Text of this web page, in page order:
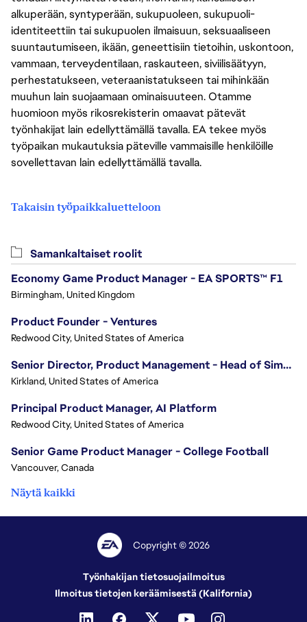
alkuperään, syntyperään, sukupuoleen, sukupuoli-
identiteettiin tai sukupuolen ilmaisuun, seksuaaliseen
suuntautumiseen, ikään, geneettisiin tietoihin, uskontoon,
vammaan, terveydentilaan, raskauteen, siviilisäätyyn,
perhestatukseen, veteraanistatukseen tai mihinkään
muuhun lain suojaamaan ominaisuuteen. Otamme
huomioon myös rikosrekisterin omaavat pätevät
työnhakijat lain edellyttämällä tavalla. EA tekee myös
työpaikan mukautuksia päteville vammaisille henkilöille
sovellettavan lain edellyttämällä tavalla.
Takaisin työpaikkaluetteloon
Samankaltaiset roolit
Economy Game Product Manager - EA SPORTS™ F1
Birmingham, United Kingdom
Product Founder - Ventures
Redwood City, United States of America
Senior Director, Product Management - Head of Sims Marketplace
Kirkland, United States of America
Principal Product Manager, AI Platform
Redwood City, United States of America
Senior Game Product Manager - College Football
Vancouver, Canada
Näytä kaikki
Copyright © 2026
Työnhakijan tietosuojailmoitus
Ilmoitus tietojen keräämisestä (Kalifornia)